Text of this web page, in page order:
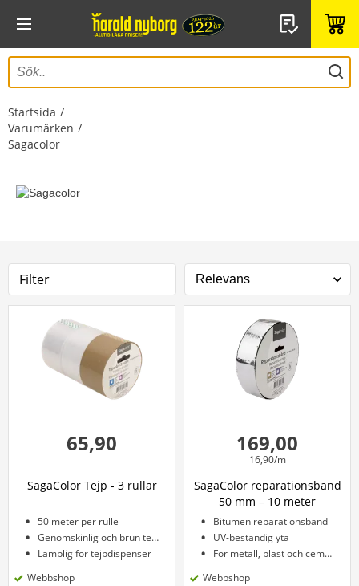
Startsida
Varumärken
Sagacolor
Filter
65,90
SagaColor Tejp - 3 rullar
50 meter per rulle
Genomskinlig och brun tejp
Lämplig för tejpdispenser
Webbshop
169,00
16,90/m
SagaColor reparationsband
50 mm – 10 meter
Bitumen reparationsband
UV-beständig yta
För metall, plast och cement
Webbshop